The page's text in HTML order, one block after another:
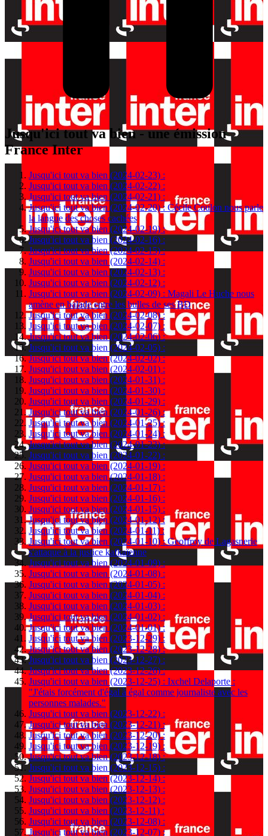
Jusqu'ici tout va bien - une émission
France Inter
Jusqu'ici tout va bien (2024-02-23) :
Jusqu'ici tout va bien (2024-02-22) :
Jusqu'ici tout va bien (2024-02-21) :
Jusqu'ici tout va bien (2024-02-20) : Cécile Coulon nous parle
la langue des choses cachées
Jusqu'ici tout va bien (2024-02-19) :
Jusqu'ici tout va bien (2024-02-16) :
Jusqu'ici tout va bien (2024-02-15) :
Jusqu'ici tout va bien (2024-02-14) :
Jusqu'ici tout va bien (2024-02-13) :
Jusqu'ici tout va bien (2024-02-12) :
Jusqu'ici tout va bien (2024-02-09) : Magali Le Huche nous
amène en balade entre les bulles de ses BD
Jusqu'ici tout va bien (2024-02-08) :
Jusqu'ici tout va bien (2024-02-07) :
Jusqu'ici tout va bien (2024-02-06) :
Jusqu'ici tout va bien (2024-02-05) :
Jusqu'ici tout va bien (2024-02-02) :
Jusqu'ici tout va bien (2024-02-01) :
Jusqu'ici tout va bien (2024-01-31) :
Jusqu'ici tout va bien (2024-01-30) :
Jusqu'ici tout va bien (2024-01-29) :
Jusqu'ici tout va bien (2024-01-26) :
Jusqu'ici tout va bien (2024-01-25) :
Jusqu'ici tout va bien (2024-01-24) :
Jusqu'ici tout va bien (2024-01-23) :
Jusqu'ici tout va bien (2024-01-22) :
Jusqu'ici tout va bien (2024-01-19) :
Jusqu'ici tout va bien (2024-01-18) :
Jusqu'ici tout va bien (2024-01-17) :
Jusqu'ici tout va bien (2024-01-16) :
Jusqu'ici tout va bien (2024-01-15) :
Jusqu'ici tout va bien (2024-01-12) :
Jusqu'ici tout va bien (2024-01-11) :
Jusqu'ici tout va bien (2024-01-10) : Geoffroy de Lagasnerie
s'attaque à la justice kafkaïenne
Jusqu'ici tout va bien (2024-01-09) :
Jusqu'ici tout va bien (2024-01-08) :
Jusqu'ici tout va bien (2024-01-05) :
Jusqu'ici tout va bien (2024-01-04) :
Jusqu'ici tout va bien (2024-01-03) :
Jusqu'ici tout va bien (2024-01-02) :
Jusqu'ici tout va bien (2024-01-01) :
Jusqu'ici tout va bien (2023-12-29) :
Jusqu'ici tout va bien (2023-12-28) :
Jusqu'ici tout va bien (2023-12-27) :
Jusqu'ici tout va bien (2023-12-26) :
Jusqu'ici tout va bien (2023-12-25) : Ixchel Delaporte :
"J'étais forcément d'égal à égal comme journaliste avec les
personnes malades."
Jusqu'ici tout va bien (2023-12-22) :
Jusqu'ici tout va bien (2023-12-21) :
Jusqu'ici tout va bien (2023-12-20) :
Jusqu'ici tout va bien (2023-12-19) :
Jusqu'ici tout va bien (2023-12-18) :
Jusqu'ici tout va bien (2023-12-15) :
Jusqu'ici tout va bien (2023-12-14) :
Jusqu'ici tout va bien (2023-12-13) :
Jusqu'ici tout va bien (2023-12-12) :
Jusqu'ici tout va bien (2023-12-11) :
Jusqu'ici tout va bien (2023-12-08) :
Jusqu'ici tout va bien (2023-12-07) :